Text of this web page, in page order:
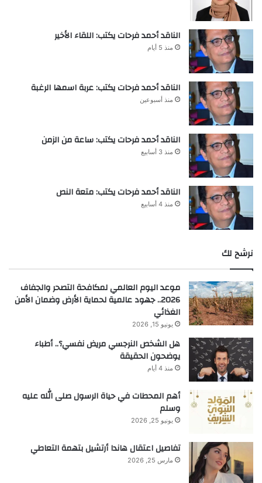
الناقد أحمد فرحات يكتب: اللقاء الأخير
منذ 5 أيام
الناقد أحمد فرحات يكتب: عربة اسمها الرغبة
منذ أسبوعين
الناقد أحمد فرحات يكتب: ساعة من الزمن
منذ 3 أسابيع
الناقد أحمد فرحات يكتب: متعة النص
منذ 4 أسابيع
نرشح لك
موعد اليوم العالمي لمكافحة التصحر والجفاف
2026.. جهود عالمية لحماية الأرض وضمان الأمن
الغذائي
يونيو 15, 2026
هل الشخص النرجسي مريض نفسي؟.. أطباء
يوضحون الحقيقة
منذ 4 أيام
أهم المحطات في حياة الرسول صلى الله عليه
وسلم
يونيو 25, 2026
تفاصيل اعتقال هاندا أرتشيل بتهمة التعاطي
مارس 25, 2026